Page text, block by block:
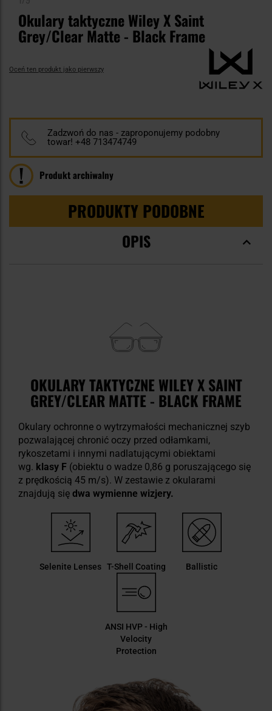
Okulary taktyczne Wiley X Saint
Grey/Clear Matte - Black Frame
Oceń ten produkt jako pierwszy
Zadzwoń do nas - zaproponujemy podobny
towar! +48 713474749
Produkt archiwalny
PRODUKTY PODOBNE
OPIS
OKULARY TAKTYCZNE WILEY X SAINT
GREY/CLEAR MATTE - BLACK FRAME
Okulary ochronne o wytrzymałości mechanicznej szyb
pozwalającej chronić oczy przed odłamkami,
rykoszetami i innymi nadlatującymi obiektami
wg. klasy F (obiektu o wadze 0,86 g poruszającego się
z prędkością 45 m/s). W zestawie z okularami
znajdują się dwa wymienne wizjery.
Selenite Lenses T-Shell Coating Ballistic
ANSI HVP - High
Velocity
Protection